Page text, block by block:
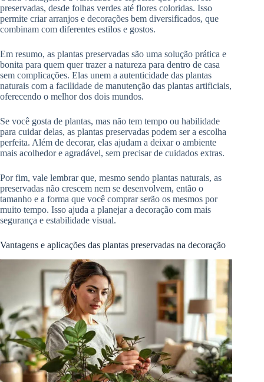
preservadas, desde folhas verdes até flores coloridas. Isso
permite criar arranjos e decorações bem diversificados, que
combinam com diferentes estilos e gostos.
Em resumo, as plantas preservadas são uma solução prática e
bonita para quem quer trazer a natureza para dentro de casa
sem complicações. Elas unem a autenticidade das plantas
naturais com a facilidade de manutenção das plantas artificiais,
oferecendo o melhor dos dois mundos.
Se você gosta de plantas, mas não tem tempo ou habilidade
para cuidar delas, as plantas preservadas podem ser a escolha
perfeita. Além de decorar, elas ajudam a deixar o ambiente
mais acolhedor e agradável, sem precisar de cuidados extras.
Por fim, vale lembrar que, mesmo sendo plantas naturais, as
preservadas não crescem nem se desenvolvem, então o
tamanho e a forma que você comprar serão os mesmos por
muito tempo. Isso ajuda a planejar a decoração com mais
segurança e estabilidade visual.
Vantagens e aplicações das plantas preservadas na decoração